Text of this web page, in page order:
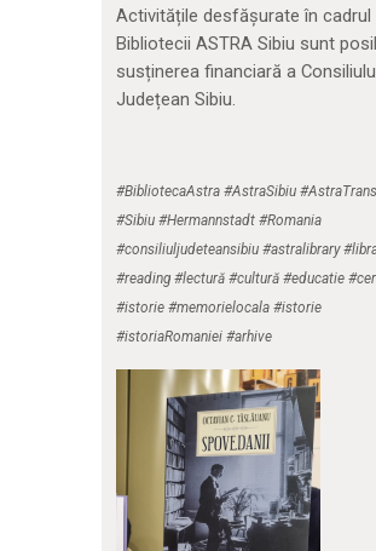
Activitățile desfășurate în cadrul
Bibliotecii ASTRA Sibiu sunt
susținerea financiară a
Județean Sibiu.
#BibliotecaAstra #AstraSibiu
#Sibiu #Hermannstadt #Romania
#consiliuljudeteansibiu #astralibrary
#reading #lectură #cultură #educatie
#istorie #memorielocala #istorie
#istoriaRomaniei #arhive